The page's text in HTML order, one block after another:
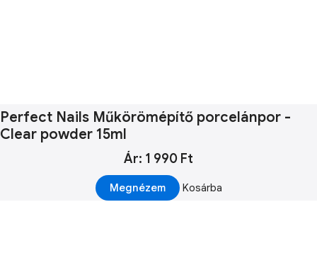
Perfect Nails Műkörömépítő porcelánpor -
Clear powder 15ml
Ár: 1 990 Ft
Megnézem Kosárba